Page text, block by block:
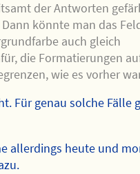
der Antworten
könnte man das
auch gleich
die Formatierungen
wie es vorher
Für genau solche Fälle
allerdings heute und